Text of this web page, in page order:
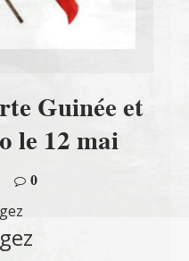
Guinée et
le 12 mai
0